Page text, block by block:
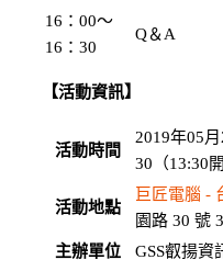
16：00〜
16：30
Q＆A
【活動資訊】
活動時間
2019年05
30（13:30
活動地點
巨匠電腦 -
園路 30 號
主辦單位
GSS叡揚資